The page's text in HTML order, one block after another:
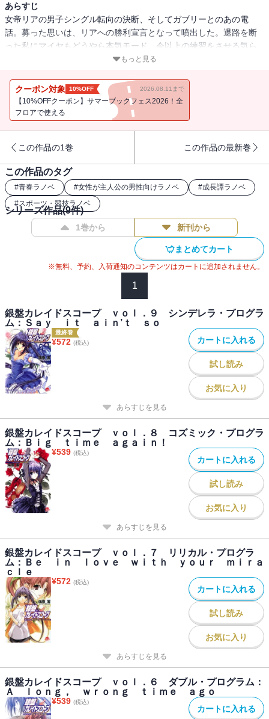
あらすじ
女帝リアの男子シングル転向の決断、そしてガブリーとのあの電
話。募った思いは、リアへの勝利宣言となって噴出した。退路を断
った私にマイヤもどうやら本気モード、今以上の練習をさせる気ら
しいけど、上等じゃないの。これが桜野タズサの選んだ道、選んだ
ていたのは思わぬ報せで・・・。
もっと見る
クーポン対象 10%OFF 2026.08.11まで
【10%OFFクーポン】サマーブックフェス2026！全
フロアで使える
この作品の1巻 この作品の最新巻
この作品のタグ
#青春ラノベ #女性が主人公の男性向けラノベ #成長譚ラノベ
#スポーツ・競技ラノベ
シリーズ作品(9件)
1巻から 新刊から
まとめてカート
※無料、予約、入荷通知のコンテンツはカートに追加されません。
1
銀盤カレイドスコープ ｖｏｌ．９ シンデレラ・プログラ
ム：Ｓａｙ ｉｔ ａｉｎ’ｔ ｓｏ
最終巻
¥572 (税込) カートに入れる
試し読み
お気に入り
あらすじを見る
銀盤カレイドスコープ ｖｏｌ．８ コズミック・プログラ
ム：Ｂｉｇ ｔｉｍｅ ａｇａｉｎ！
¥539 (税込)
カートに入れる
試し読み
お気に入り
あらすじを見る
銀盤カレイドスコープ ｖｏｌ．７ リリカル・プログラ
ム：Ｂｅ ｉｎ ｌｏｖｅ ｗｉｔｈ ｙｏｕｒ ｍｉｒａ
ｃｌｅ
¥572 (税込)
カートに入れる
試し読み
お気に入り
あらすじを見る
銀盤カレイドスコープ ｖｏｌ．６ ダブル・プログラム：
Ａ ｌｏｎｇ， ｗｒｏｎｇ ｔｉｍｅ ａｇｏ
¥539 (税込)
カートに入れる